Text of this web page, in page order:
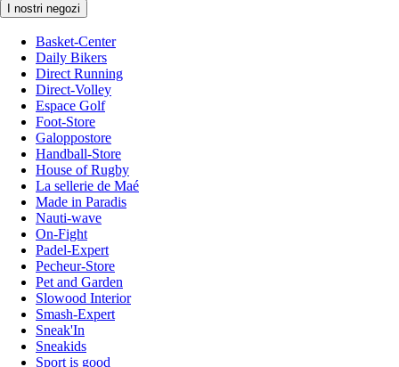
I nostri negozi
Basket-Center
Daily Bikers
Direct Running
Direct-Volley
Espace Golf
Foot-Store
Galoppostore
Handball-Store
House of Rugby
La sellerie de Maé
Made in Paradis
Nauti-wave
On-Fight
Padel-Expert
Pecheur-Store
Pet and Garden
Slowood Interior
Smash-Expert
Sneak'In
Sneakids
Sport is good